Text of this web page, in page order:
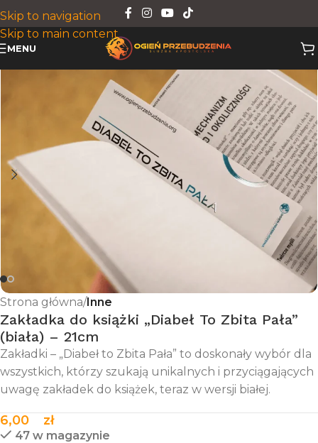
Skip to navigation
Skip to main content
MENU
Strona główna Inne
Zakładka do książki „Diabeł To Zbita Pała”
(biała) – 21cm
Zakładki – „Diabeł to Zbita Pała” to doskonały wybór dla
wszystkich, którzy szukają unikalnych i przyciągających
uwagę zakładek do książek, teraz w wersji białej.
6,00 zł
47 w magazynie